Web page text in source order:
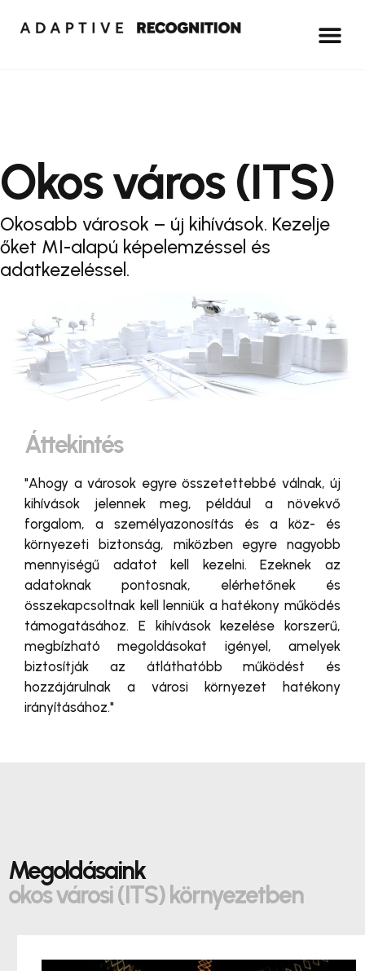
Okos város (ITS)
Okosabb városok – új kihívások. Kezelje
őket MI-alapú képelemzéssel és
adatkezeléssel.
Áttekintés
"Ahogy a városok egyre összetettebbé válnak, új
kihívások jelennek meg, például a növekvő
forgalom, a személyazonosítás és a köz- és
környezeti biztonság, miközben egyre nagyobb
mennyiségű adatot kell kezelni. Ezeknek az
adatoknak pontosnak, elérhetőnek és
összekapcsoltnak kell lenniük a hatékony működés
támogatásához. E kihívások kezelése korszerű,
megbízható megoldásokat igényel, amelyek
biztosítják az átláthatóbb működést és
hozzájárulnak a városi környezet hatékony
irányításához."
Megoldásaink
okos városi (ITS) környezetben